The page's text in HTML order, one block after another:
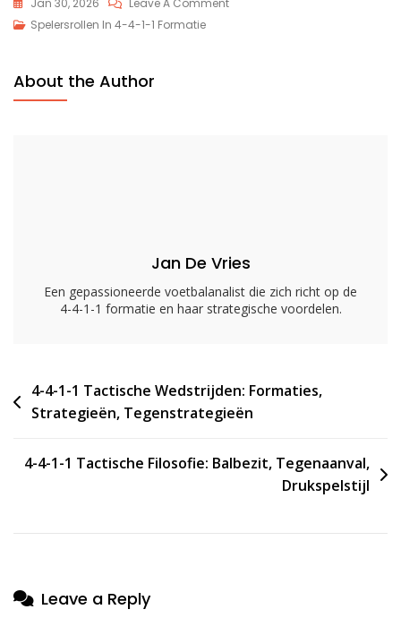
Spelersrollen In 4-4-1-1 Formatie
About the Author
Jan De Vries
Een gepassioneerde voetbalanalist die zich richt op de
4-4-1-1 formatie en haar strategische voordelen.
Post
navigation
4-4-1-1 Tactische Wedstrijden: Formaties,
Strategieën, Tegenstrategieën
4-4-1-1 Tactische Filosofie: Balbezit, Tegenaanval,
Drukspelstijl
Leave a Reply